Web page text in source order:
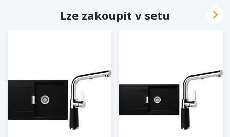
Lze zakoupit v setu 